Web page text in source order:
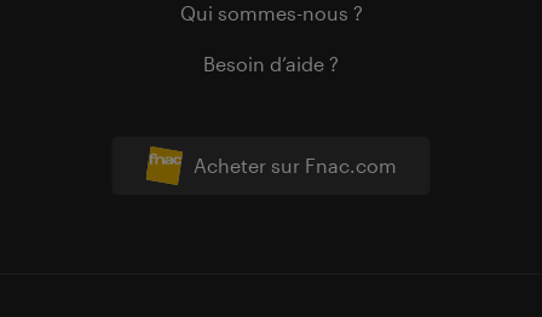
Acheter sur Fnac.com
Qui sommes-nous ?
Besoin d’aide ?